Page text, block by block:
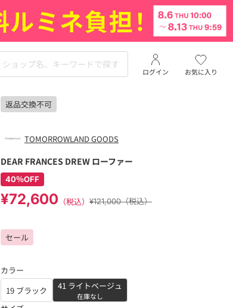
お気に入り
ログイン
返品交換不可
TOMORROWLAND GOODS
DEAR FRANCES DREW ローファー
40％OFF
¥72,600 （税込） ¥121,000（税込）
セール
カラー
19 ブラック
41 ライトベージュ
在庫なし